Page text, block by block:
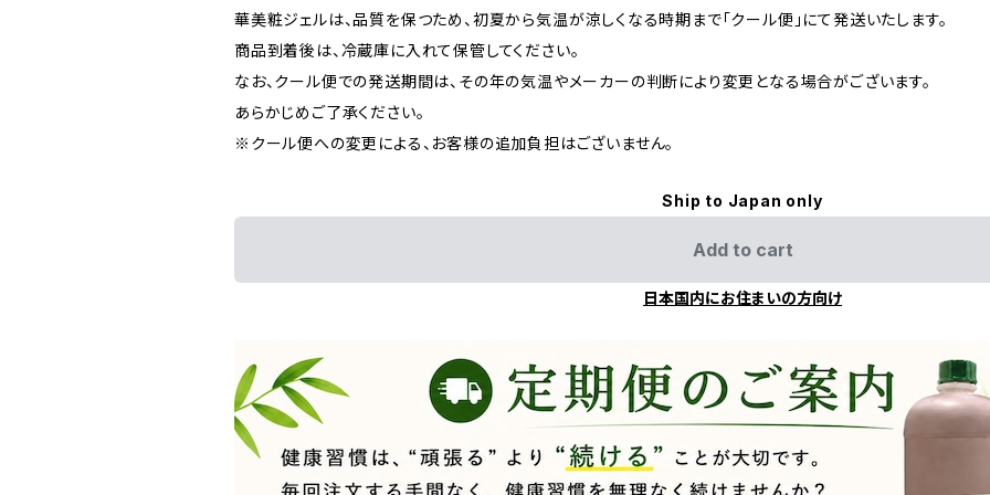
華美粧ジェルは、品質を保つため、初夏から気温が涼しくなる時期まで「クール便」にて発送いたします。
商品到着後は、冷蔵庫に入れて保管してください。
なお、クール便での発送期間は、その年の気温やメーカーの判断により変更となる場合がございます。
あらかじめご了承ください。
※クール便への変更による、お客様の追加負担はございません。
Ship to Japan only
Add to cart
日本国内にお住まいの方向け